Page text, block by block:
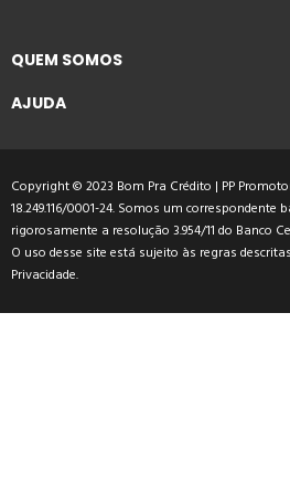
QUEM SOMOS
AJUDA
Copyright © 2023 Bom Pra Crédito | PP
18.249.116/0001-24. Somos um correspondente
rigorosamente a resolução 3.954/11 do Banco
O uso desse site está sujeito às regras
Privacidade.